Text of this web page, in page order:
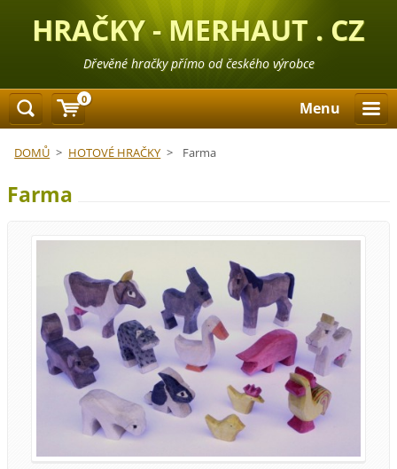
HRAČKY - MERHAUT . CZ
Dřevěné hračky přímo od českého výrobce
Menu
DOMŮ > HOTOVÉ HRAČKY > Farma
Farma
0